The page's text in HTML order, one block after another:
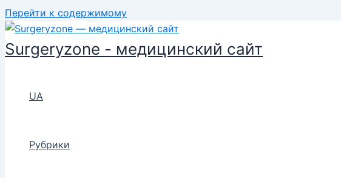
Перейти к содержимому
Surgeryzone - медицинский сайт
UA
Рубрики